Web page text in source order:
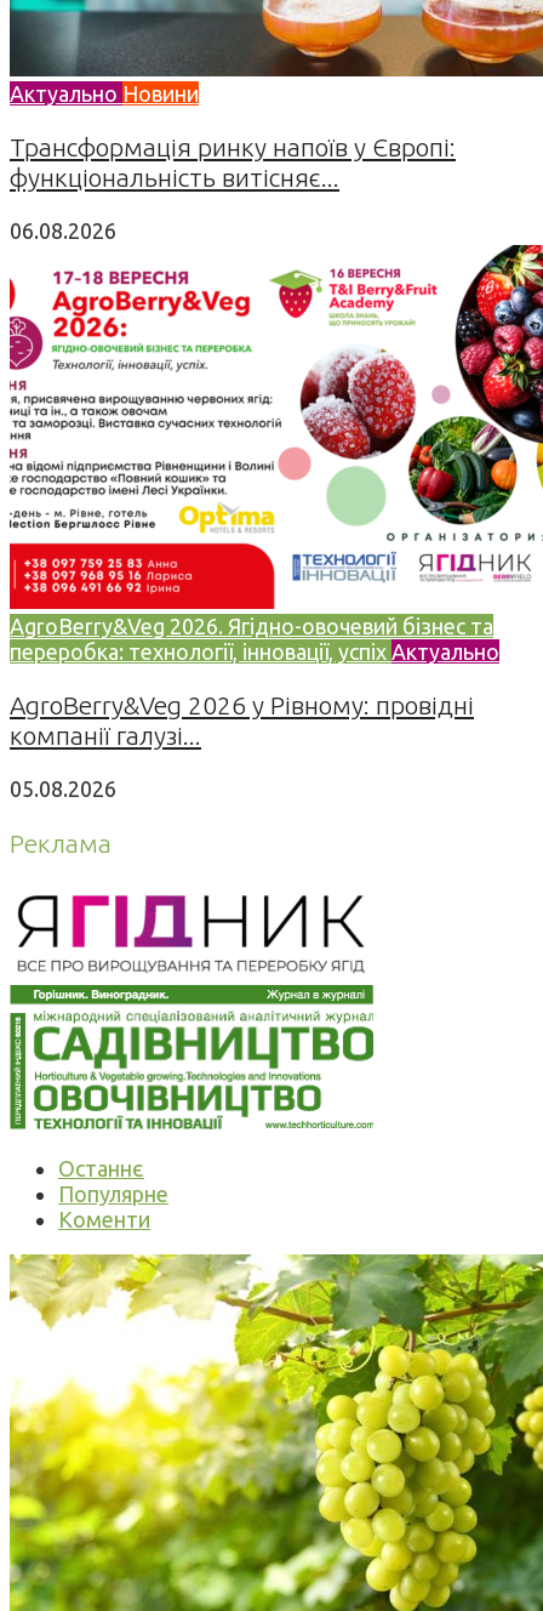
Актуально Новини
Трансформація ринку напоїв у Європі:
функціональність витісняє...
06.08.2026
AgroBerry&Veg 2026. Ягідно-овочевий бізнес та
переробка: технології, інновації, успіх Актуально
AgroBerry&Veg 2026 у Рівному: провідні
компанії галузі...
05.08.2026
Реклама
Останнє
Популярне
Коменти